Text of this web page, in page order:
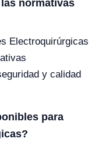
normativas
Electroquirúrgicas
y calidad
para